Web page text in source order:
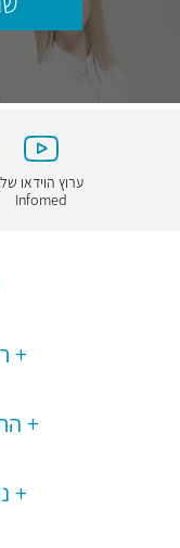
ערוץ הוידאו של
Infomed